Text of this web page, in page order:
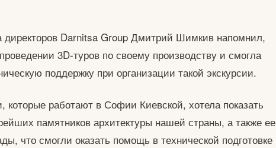
директоров Darnitsa Group Дмитрий Шимкив напомнил,
3D-туров по своему производству и смогла
поддержку при организации такой экскурсии.
работают в Софии Киевской, хотела показать
памятников архитектуры нашей страны, а также ее
что смогли оказать помощь в технической подготовке